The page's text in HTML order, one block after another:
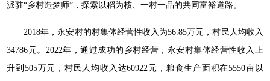
派驻“乡村造梦师”，探索以稻为核、一村一品的共同富裕道路。
2018年，永安村的村集体经营性收入为56.85万元，村民人均收入
34786元。2022年，通过成功的乡村经营，永安村集体经营性收入上
升到505万元，村民人均收入达60922元，粮食生产面积在5550亩以